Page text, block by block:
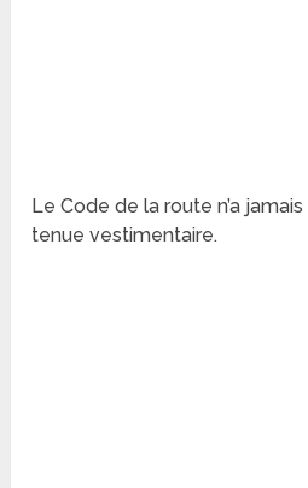
Le Code de la route n’a
tenue vestimentaire.